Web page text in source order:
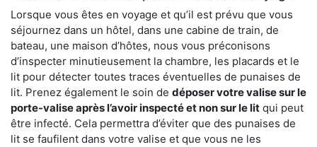
Lorsque vous êtes en voyage et qu’il est prévu que vous
séjournez dans un hôtel, dans une cabine de train, de
bateau, une maison d’hôtes, nous vous préconisons
d’inspecter minutieusement la chambre, les placards et le
lit pour détecter toutes traces éventuelles de punaises de
lit. Prenez également le soin de déposer votre valise sur le
porte-valise après l’avoir inspecté et non sur le lit qui peut
être infecté. Cela permettra d’éviter que des punaises de
lit se faufilent dans votre valise et que vous ne les